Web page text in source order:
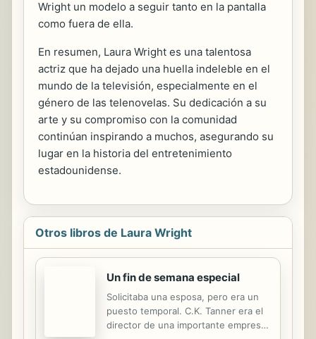
Wright un modelo a seguir tanto en la pantalla
como fuera de ella.
En resumen, Laura Wright es una talentosa
actriz que ha dejado una huella indeleble en el
mundo de la televisión, especialmente en el
género de las telenovelas. Su dedicación a su
arte y su compromiso con la comunidad
continúan inspirando a muchos, asegurando su
lugar en la historia del entretenimiento
estadounidense.
Otros libros de Laura Wright
Un fin de semana especial
Solicitaba una esposa, pero era un
puesto temporal. C.K. Tanner era el
director de una importante empresa